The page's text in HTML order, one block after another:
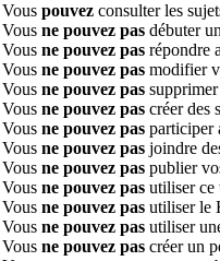
Vous pouvez consulter les
Vous ne pouvez pas débuter
Vous ne pouvez pas répondre
Vous ne pouvez pas modifier
Vous ne pouvez pas supprimer
Vous ne pouvez pas créer des
Vous ne pouvez pas participer
Vous ne pouvez pas joindre
Vous ne pouvez pas publier
Vous ne pouvez pas utiliser ce
Vous ne pouvez pas utiliser le
Vous ne pouvez pas utiliser
Vous ne pouvez pas créer un